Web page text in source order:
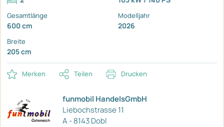
Gesamtlänge
600 cm
Modelljahr
2026
Breite
205 cm
Merken Teilen Drucken
funmobil HandelsGmbH
Liebochstrasse 11
A - 8143 Dobl